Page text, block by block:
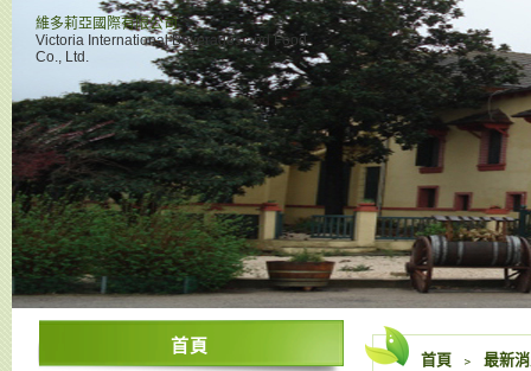
維多莉亞國際有限公司
Victoria International Beverages and Food
Co., Ltd.
首頁 ﹥ 最新
首頁